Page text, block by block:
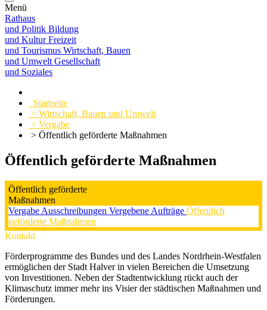
Menü
Rathaus
und Politik Bildung
und KulturFreizeit
und Tourismus Wirtschaft, Bauen
und Umwelt Gesellschaft
und Soziales
Startseite
> Wirtschaft, Bauen und Umwelt
> Vergabe
> Öffentlich geförderte Maßnahmen
Öffentlich geförderte Maßnahmen
Öffentlich geförderte
Maßnahmen
Vergabe Ausschreibungen Vergebene Aufträge Öffentlich
geförderte Maßnahmen
Kontakt
Förderprogramme des Bundes und des Landes Nordrhein-Westfalen
ermöglichen der Stadt Halver in vielen Bereichen die Umsetzung
von Investitionen. Neben der Stadtentwicklung rückt auch der
Klimaschutz immer mehr ins Visier der städtischen Maßnahmen und
Förderungen.